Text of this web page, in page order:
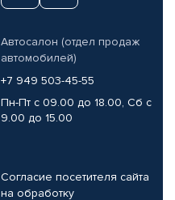
Автосалон (отдел продаж
автомобилей)
+7 949 503-45-55
Пн-Пт с 09.00 до 18.00, Сб с
9.00 до 15.00
Согласие посетителя сайта
на обработку